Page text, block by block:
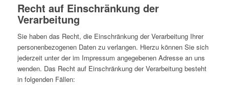
Recht auf Einschränkung der
Verarbeitung
Sie haben das Recht, die Einschränkung der Verarbeitung Ihrer
personenbezogenen Daten zu verlangen. Hierzu können Sie sich
jederzeit unter der im Impressum angegebenen Adresse an uns
wenden. Das Recht auf Einschränkung der Verarbeitung besteht
in folgenden Fällen: